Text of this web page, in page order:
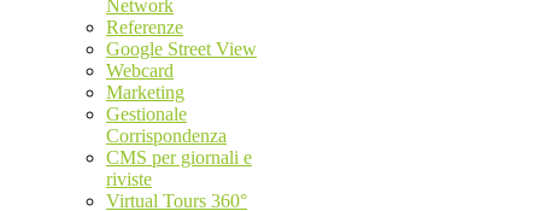
Network
Referenze
Google Street View
Webcard
Marketing
Gestionale
Corrispondenza
CMS per giornali e
riviste
Virtual Tours 360°